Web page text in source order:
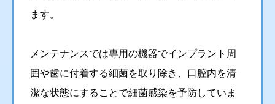
ます。
メンテナンスでは専用の機器でインプラント周
囲や歯に付着する細菌を取り除き、口腔内を清
潔な状態にすることで細菌感染を予防していま